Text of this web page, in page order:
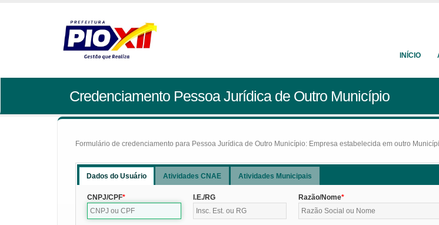
INÍCIO
Credenciamento Pessoa Jurídica de Outro Município
Formulário de credenciamento para Pessoa Jurídica de Outro Município: Empresa estabelecida em outro
Dados do Usuário Atividades CNAE Atividades Municipais
CNPJ/CPF I.E./RG Razão/Nome